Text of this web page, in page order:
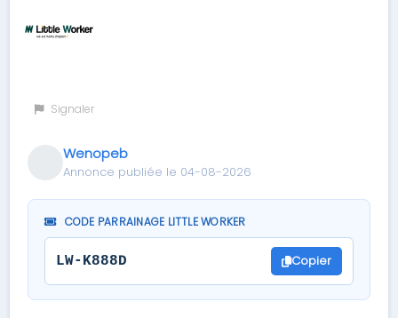
Signaler
Wenopeb
Annonce publiée le 04-08-2026
CODE PARRAINAGE LITTLE WORKER
LW-K888D Copier